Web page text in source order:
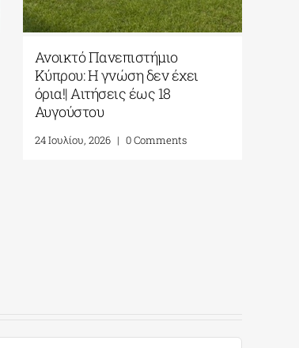
Ανοικτό Πανεπιστήμιο
Κύπρου: Η γνώση δεν έχει
όρια!| Αιτήσεις έως 18
Αυγούστου
24 Ιουλίου, 2026 | 0 Comments